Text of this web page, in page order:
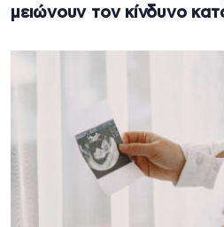
μειώνουν τον κίνδυνο